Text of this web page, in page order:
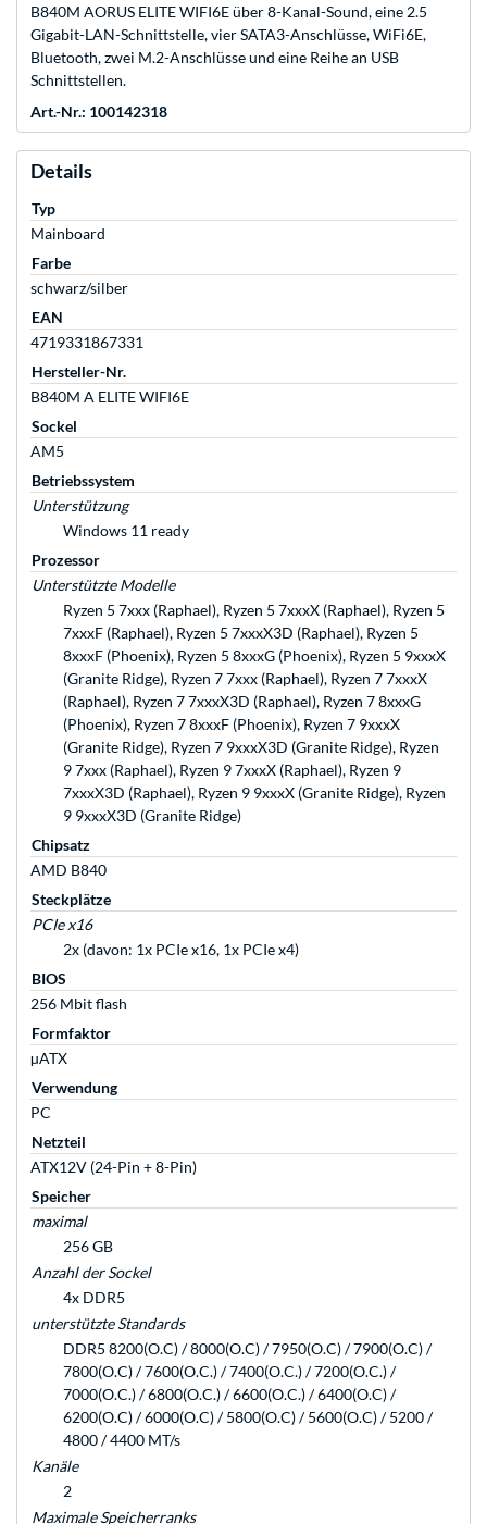
B840M AORUS ELITE WIFI6E über 8-Kanal-Sound, eine 2.5
Gigabit-LAN-Schnittstelle, vier SATA3-Anschlüsse, WiFi6E,
Bluetooth, zwei M.2-Anschlüsse und eine Reihe an USB
Schnittstellen.
Art.-Nr.: 100142318
Details
Typ
Mainboard
Farbe
schwarz/silber
EAN
4719331867331
Hersteller-Nr.
B840M A ELITE WIFI6E
Sockel
AM5
Betriebssystem
Unterstützung
Windows 11 ready
Prozessor
Unterstützte Modelle
Ryzen 5 7xxx (Raphael), Ryzen 5 7xxxX (Raphael), Ryzen 5
7xxxF (Raphael), Ryzen 5 7xxxX3D (Raphael), Ryzen 5
8xxxF (Phoenix), Ryzen 5 8xxxG (Phoenix), Ryzen 5 9xxxX
(Granite Ridge), Ryzen 7 7xxx (Raphael), Ryzen 7 7xxxX
(Raphael), Ryzen 7 7xxxX3D (Raphael), Ryzen 7 8xxxG
(Phoenix), Ryzen 7 8xxxF (Phoenix), Ryzen 7 9xxxX
(Granite Ridge), Ryzen 7 9xxxX3D (Granite Ridge), Ryzen
9 7xxx (Raphael), Ryzen 9 7xxxX (Raphael), Ryzen 9
7xxxX3D (Raphael), Ryzen 9 9xxxX (Granite Ridge), Ryzen
9 9xxxX3D (Granite Ridge)
Chipsatz
AMD B840
Steckplätze
PCIe x16
2x (davon: 1x PCIe x16, 1x PCIe x4)
BIOS
256 Mbit flash
Formfaktor
µATX
Verwendung
PC
Netzteil
ATX12V (24-Pin + 8-Pin)
Speicher
maximal
256 GB
Anzahl der Sockel
4x DDR5
unterstützte Standards
DDR5 8200(O.C) / 8000(O.C) / 7950(O.C) / 7900(O.C) /
7800(O.C) / 7600(O.C.) / 7400(O.C.) / 7200(O.C.) /
7000(O.C.) / 6800(O.C.) / 6600(O.C.) / 6400(O.C) /
6200(O.C) / 6000(O.C) / 5800(O.C) / 5600(O.C) / 5200 /
4800 / 4400 MT/s
Kanäle
2
Maximale Speicherranks